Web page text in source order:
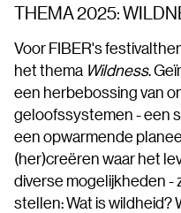
THEMA 2025:
Voor FIBER's
het thema Wildness.
een herbebossing van
geloofssystemen - een
een opwarmende
(her)creëren waar het
diverse mogelijkheden -
stellen: Wat is wildheid?